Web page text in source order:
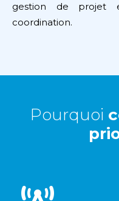
gestion de projet
coordination.
Pourquoi